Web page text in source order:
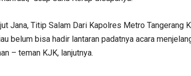
Jana, Titip Salam Dari Kapolres Metro Tangerang
belum bisa hadir lantaran padatnya acara
– teman KJK, lanjutnya.